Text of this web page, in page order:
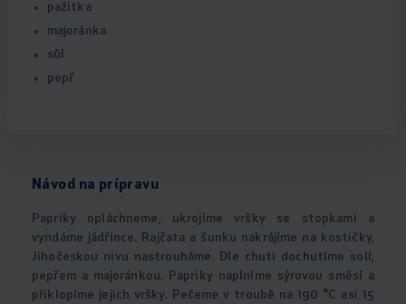
pažitka
majoránka
sůl
pepř
Návod na prípravu
Papriky opláchneme, ukrojíme vršky se stopkami a
vyndáme jádřince. Rajčata a šunku nakrájíme na kostičky,
Jihočeskou nivu nastrouháme. Dle chuti dochutíme solí,
pepřem a majoránkou. Papriky naplníme sýrovou směsí a
přiklopíme jejich vršky. Pečeme v troubě na 190 °C asi 15